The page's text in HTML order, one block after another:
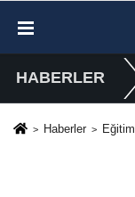
HABERLER
Haberler Eğitim